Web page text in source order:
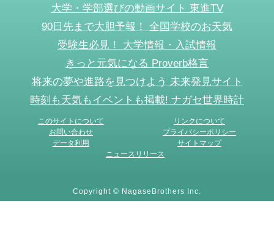
大学・学部選びの動画サイト 東進TV
90日先まで大胆予報！ 全国学校のお天気
受験生必見！ 大学情報・入試情報
きっと元気になる Proverb格言
将来の夢や進路を見つけよう 未来発見サイト
時刻も天気もイベントも掲載! ナガセ世界時計
このサイトについて
リンクについて
お問い合わせ
プライバシーポリシー
データ利用
サイトマップ
ニュースリリース
Copyright © NagaseBrothers Inc.